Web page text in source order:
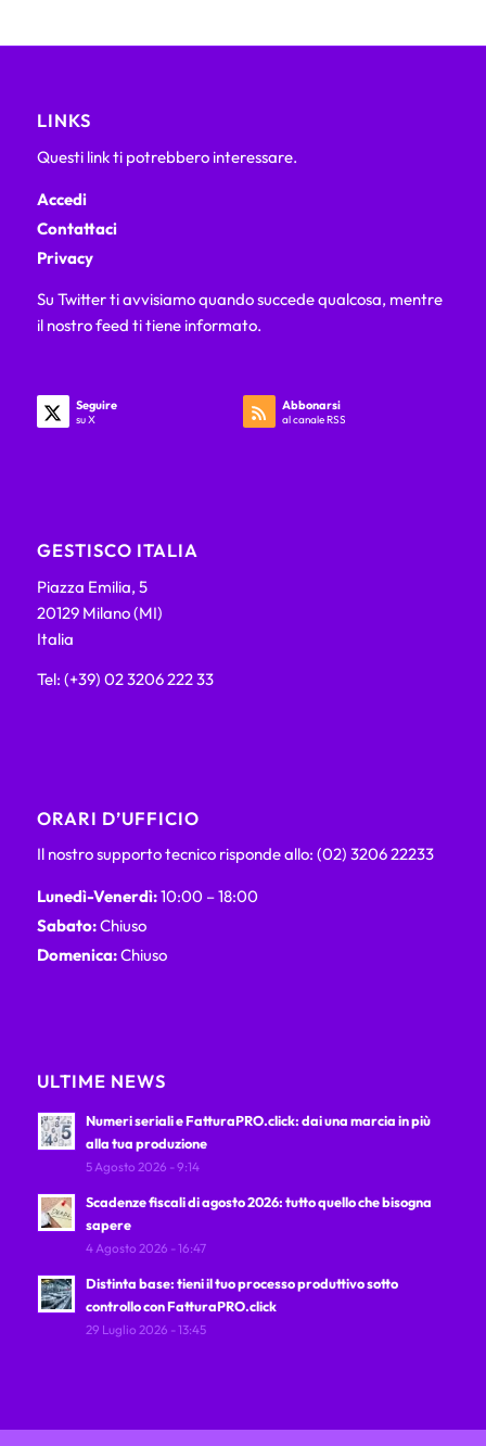
LINKS
Questi link ti potrebbero interessare.
Accedi
Contattaci
Privacy
Su Twitter ti avvisiamo quando succede qualcosa, mentre
il nostro feed ti tiene informato.
Seguire
su X
Abbonarsi
al canale RSS
GESTISCO ITALIA
Piazza Emilia, 5
20129 Milano (MI)
Italia
Tel: (+39) 02 3206 222 33
ORARI D’UFFICIO
Il nostro supporto tecnico risponde allo: (02) 3206 22233
Lunedì-Venerdì:10:00 – 18:00
Sabato:Chiuso
Domenica:Chiuso
ULTIME NEWS
Numeri seriali e FatturaPRO.click: dai una marcia in più
alla tua produzione
5 Agosto 2026 - 9:14
Scadenze fiscali di agosto 2026: tutto quello che bisogna
sapere
4 Agosto 2026 - 16:47
Distinta base: tieni il tuo processo produttivo sotto
controllo con FatturaPRO.click
29 Luglio 2026 - 13:45